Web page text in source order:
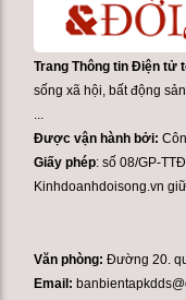
Trang Thông tin Điện tử
sống xã hội, bất động
...
Được vận hành bởi:
Giấy phép: số 08/GP-
Kinhdoanhdoisong.vn
Văn phòng:Đường 20.
Email: